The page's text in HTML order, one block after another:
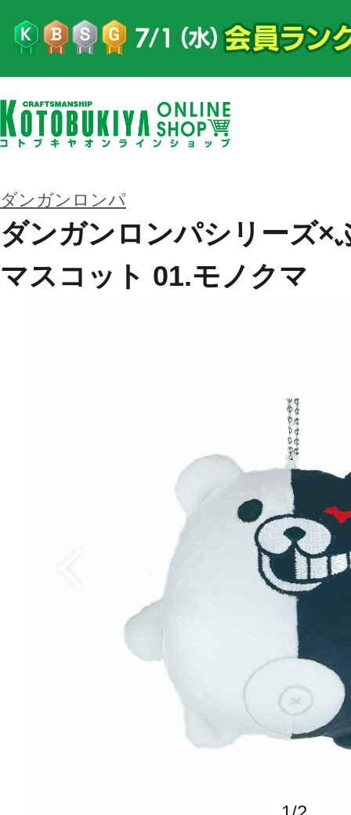
ダンガンロンパ
ダンガンロンパシリーズ×
マスコット 01.モノクマ